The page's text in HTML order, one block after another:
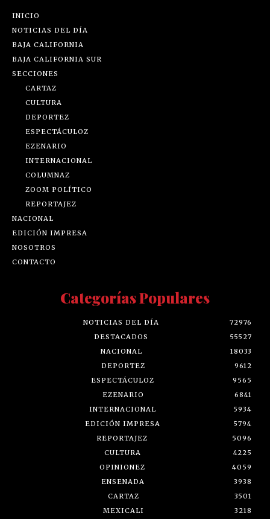
INICIO
NOTICIAS DEL DÍA
BAJA CALIFORNIA
BAJA CALIFORNIA SUR
SECCIONES
CARTAZ
CULTURA
DEPORTEZ
ESPECTÁCULOZ
EZENARIO
INTERNACIONAL
COLUMNAZ
ZOOM POLÍTICO
REPORTAJEZ
NACIONAL
EDICIÓN IMPRESA
NOSOTROS
CONTACTO
Categorías Populares
NOTICIAS DEL DÍA
72976
DESTACADOS
55527
NACIONAL
18033
DEPORTEZ
9612
ESPECTÁCULOZ
9565
EZENARIO
6841
INTERNACIONAL
5934
EDICIÓN IMPRESA
5794
REPORTAJEZ
5096
CULTURA
4225
OPINIONEZ
4059
ENSENADA
3938
CARTAZ
3501
MEXICALI
3218